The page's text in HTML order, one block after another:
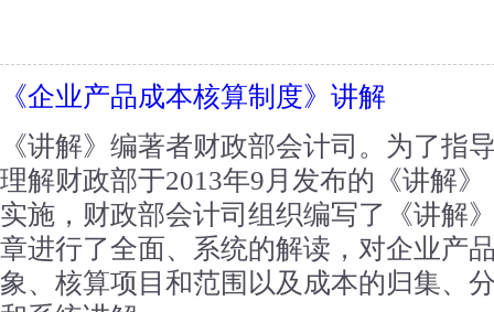
《企业产品成本核算制度》讲解
《讲解》编著者财政部会计司。为了指
理解财政部于2013年9月发布的《讲解
实施，财政部会计司组织编写了《讲解
章进行了全面、系统的解读，对企业产
象、核算项目和范围以及成本的归集、